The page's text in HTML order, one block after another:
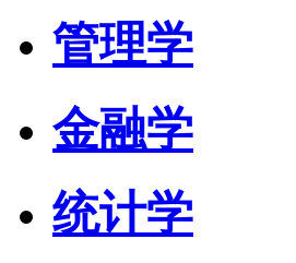
管理学
金融学
统计学